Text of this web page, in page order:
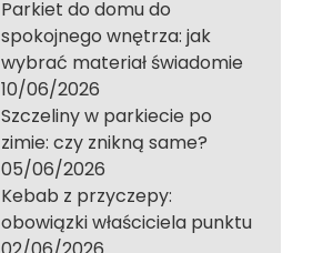
Parkiet do domu do
spokojnego wnętrza: jak
wybrać materiał świadomie
10/06/2026
Szczeliny w parkiecie po
zimie: czy znikną same?
05/06/2026
Kebab z przyczepy:
obowiązki właściciela punktu